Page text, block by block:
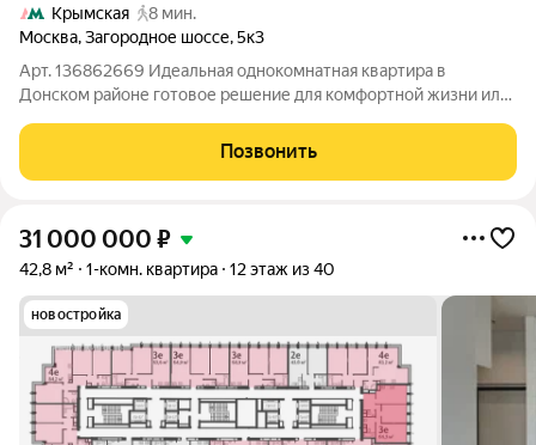
Крымская
8 мин.
Москва,Загородное шоссе,5к3
Арт. 136862669 Идеальная однокомнатная квартира в
Донском районе готовое решение для комфортной жизни или
шагах. Предлагаем вам квартиру площадью 34,5 кв. м. без
учета лоджии на 12м этаже
Позвонить
31 000 000 ₽
42,8 м² 1-комн. квартира 12 этаж из 40
новостройка